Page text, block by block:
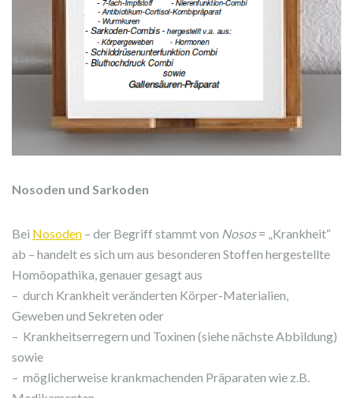
Nosoden und Sarkoden
Bei Nosoden – der Begriff stammt von Nosos= „Krankheit“
ab – handelt es sich um aus besonderen Stoffen hergestellte
Homöopathika, genauer gesagt aus
– durch Krankheit veränderten Körper-Materialien,
Geweben und Sekreten oder
– Krankheitserregern und Toxinen (siehe nächste Abbildung)
sowie
– möglicherweise krankmachenden Präparaten wie z.B.